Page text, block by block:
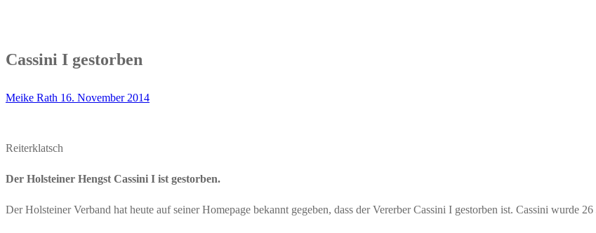
Cassini I gestorben
Meike Rath 16. November 2014
Reiterklatsch
Der Holsteiner Hengst Cassini I ist gestorben.
Der Holsteiner Verband hat heute auf seiner Homepage bekannt gegeben, dass der Vererber Cassini I gestorben ist. Cassini wurde 26